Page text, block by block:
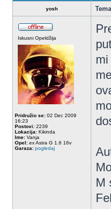
yosh
Iskusni Opeldžija
Pridružio se: 02 Dec 2009
16:23
Postovi: 2239
Lokacija: Kikinda
Ime: Vanja
Opel: ex Astra G 1.6 16v
Garaza: pogledaj
mi
M